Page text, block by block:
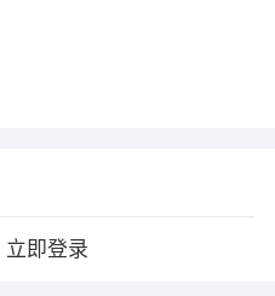
立即登录